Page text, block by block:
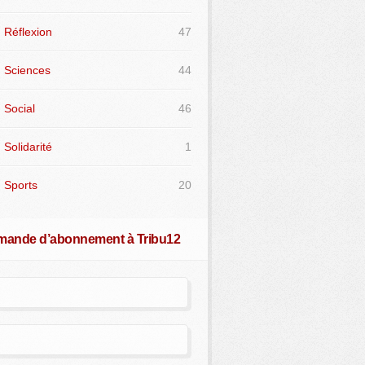
Réflexion 47
Sciences 44
Social 46
Solidarité 1
Sports 20
d’abonnement à Tribu12